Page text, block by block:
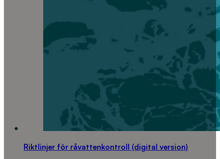
Riktlinjer för råvattenkontroll (digital version)